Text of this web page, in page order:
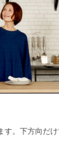
。下方向だ